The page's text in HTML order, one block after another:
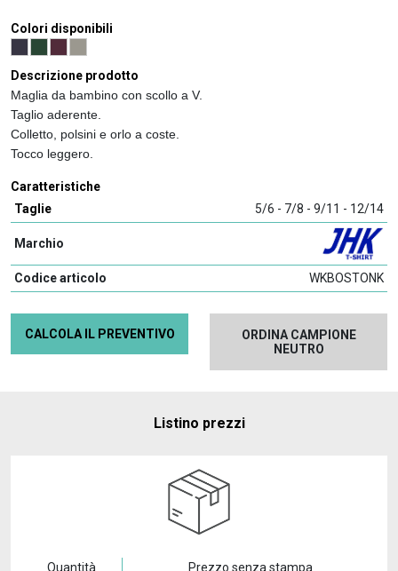
Descrizione prodotto
Maglia da bambino con scollo a V.
Taglio aderente.
Colletto, polsini e orlo a coste.
Tocco leggero.
Caratteristiche
Taglie
5/6 - 7/8 - 9/11 - 12/14
Marchio
Codice articolo WKBOSTONK
Colori disponibili
CALCOLA IL PREVENTIVO
ORDINA CAMPIONE
NEUTRO
Listino prezzi
Quantità Prezzo senza stampa